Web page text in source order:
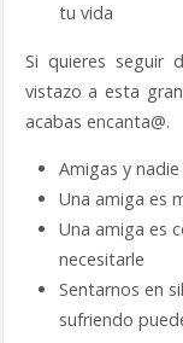
tu vida
Si quieres seguir
vistazo a esta
acabas encanta@.
Amigas y
Una amiga es
Una amiga es
necesitarle
Sentarnos en
sufriendo